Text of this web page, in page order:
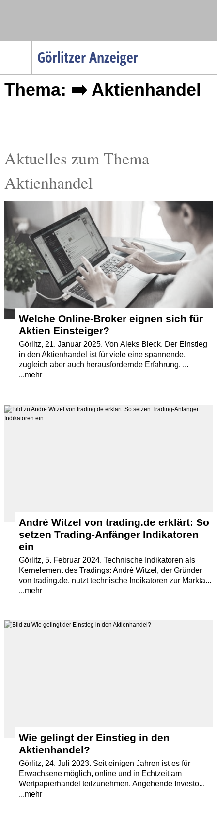
Görlitzer Anzeiger
Menüpunkte
Startseite
Verkehr
Gesundheit
Termine
Kostenlos
Thema: ➡️ Aktienhandel
Aktuelles zum Thema
Aktienhandel
Welche Online-Broker eignen sich für
Aktien Einsteiger?
Görlitz, 21. Januar 2025. Von Aleks Bleck. Der Einstieg
in den Aktienhandel ist für viele eine spannende,
zugleich aber auch herausfordernde Erfahrung. ...
...mehr
André Witzel von trading.de erklärt: So
setzen Trading-Anfänger Indikatoren
ein
Görlitz, 5. Februar 2024. Technische Indikatoren als
Kernelement des Tradings: André Witzel, der Gründer
von trading.de, nutzt technische Indikatoren zur Markta...
...mehr
Wie gelingt der Einstieg in den
Aktienhandel?
Görlitz, 24. Juli 2023. Seit einigen Jahren ist es für
Erwachsene möglich, online und in Echtzeit am
Wertpapierhandel teilzunehmen. Angehende Investo...
...mehr